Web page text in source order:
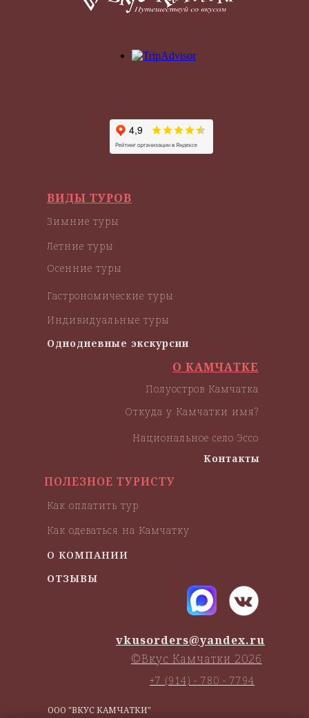
vkusorders@yandex.ru
©Вкус Камчатки 2026
+7 (914) - 780 - 7794
Национальное село Эссо
Откуда у Камчатки имя?
Полуостров Камчатка
О КАМЧАТКЕ
О КОМПАНИИ
ПОЛЕЗНОЕ ТУРИСТУ
Как оплатить тур
ВИДЫ ТУРОВ
Как одеваться на Камчатку
Контакты
ОТЗЫВЫ
Гастрономические туры
Осенние туры
Летние туры
Зимние туры
Индивидуальные туры
Однодневные экскурсии
ООО "ВКУС КАМЧАТКИ"